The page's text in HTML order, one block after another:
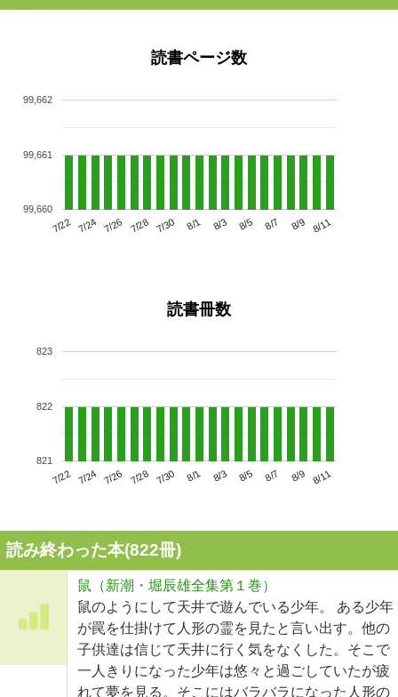
読書ページ数
7/22 7/24 7/26 7/28 7/30 8/1 8/3 8/5 8/7 8/9 8/11
99,660
99,661
99,662
読書冊数
7/22 7/24 7/26 7/28 7/30 8/1 8/3 8/5 8/7 8/9 8/11
821
822
823
読み終わった本(822冊)
鼠（新潮・堀辰雄全集第１巻）
鼠のようにして天井で遊んでいる少年。 ある少年
が罠を仕掛けて人形の霊を見たと言い出す。他の
子供達は信じて天井に行く気をなくした。そこで
一人きりになった少年は悠々と過ごしていたが疲
れて夢を見る。そこにはバラバラになった人形の